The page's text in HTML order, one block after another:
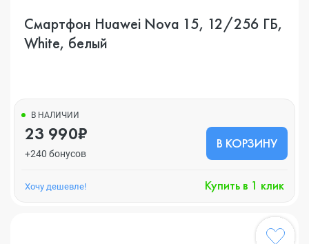
Смартфон Huawei Nova 15, 12/256 ГБ,
White, белый
В НАЛИЧИИ
23 990₽
+240 бонусов
В КОРЗИНУ
Хочу дешевле! Купить в 1 клик